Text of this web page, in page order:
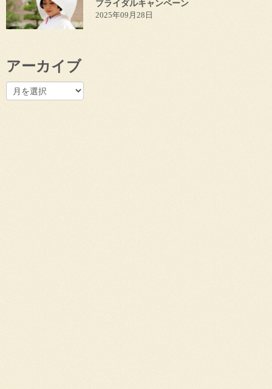
ブライダルキャンペーン
2025年09月28日
アーカイブ